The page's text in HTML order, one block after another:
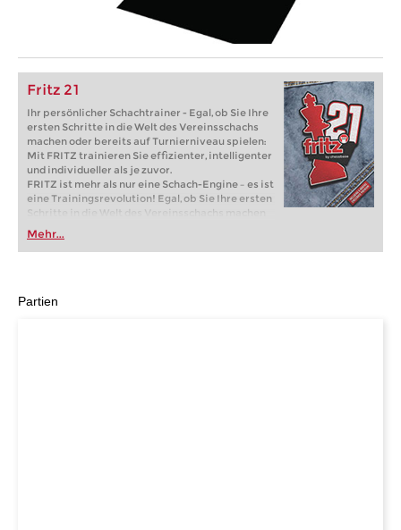
Fritz 21
Ihr persönlicher Schachtrainer - Egal, ob Sie Ihre
ersten Schritte in die Welt des Vereinsschachs
machen oder bereits auf Turnierniveau spielen:
Mit FRITZ trainieren Sie effizienter, intelligenter
und individueller als je zuvor.
FRITZ ist mehr als nur eine Schach-Engine – es ist
eine Trainingsrevolution! Egal, ob Sie Ihre ersten
Schritte in die Welt des Vereinsschachs machen
oder bereits auf Turnierniveau spielen: Mit
FRITZ trainieren Sie effizienter, intelligenter und
individueller als je zuvor.
Mehr...
Partien